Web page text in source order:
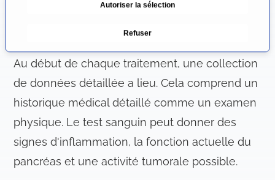
o
n
s
e
Autoriser la sélection
Refuser
Au début de chaque traitement, une collection
de données détaillée a lieu. Cela comprend un
historique médical détaillé comme un examen
physique. Le test sanguin peut donner des
signes d'inflammation, la fonction actuelle du
pancréas et une activité tumorale possible.